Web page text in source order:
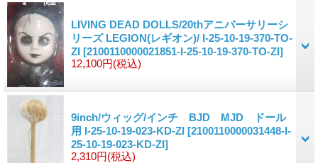
LIVING DEAD DOLLS/20thアニバーサリーシ
リーズ LEGION(レギオン)/ I-25-10-19-370-TO-
ZI [2100110000021851-I-25-10-19-370-TO-ZI]
12,100円(税込)
9inch/ウィッグ/インチ BJD MJD ドール
用 I-25-10-19-023-KD-ZI [2100110000031448-I-
25-10-19-023-KD-ZI]
2,310円(税込)